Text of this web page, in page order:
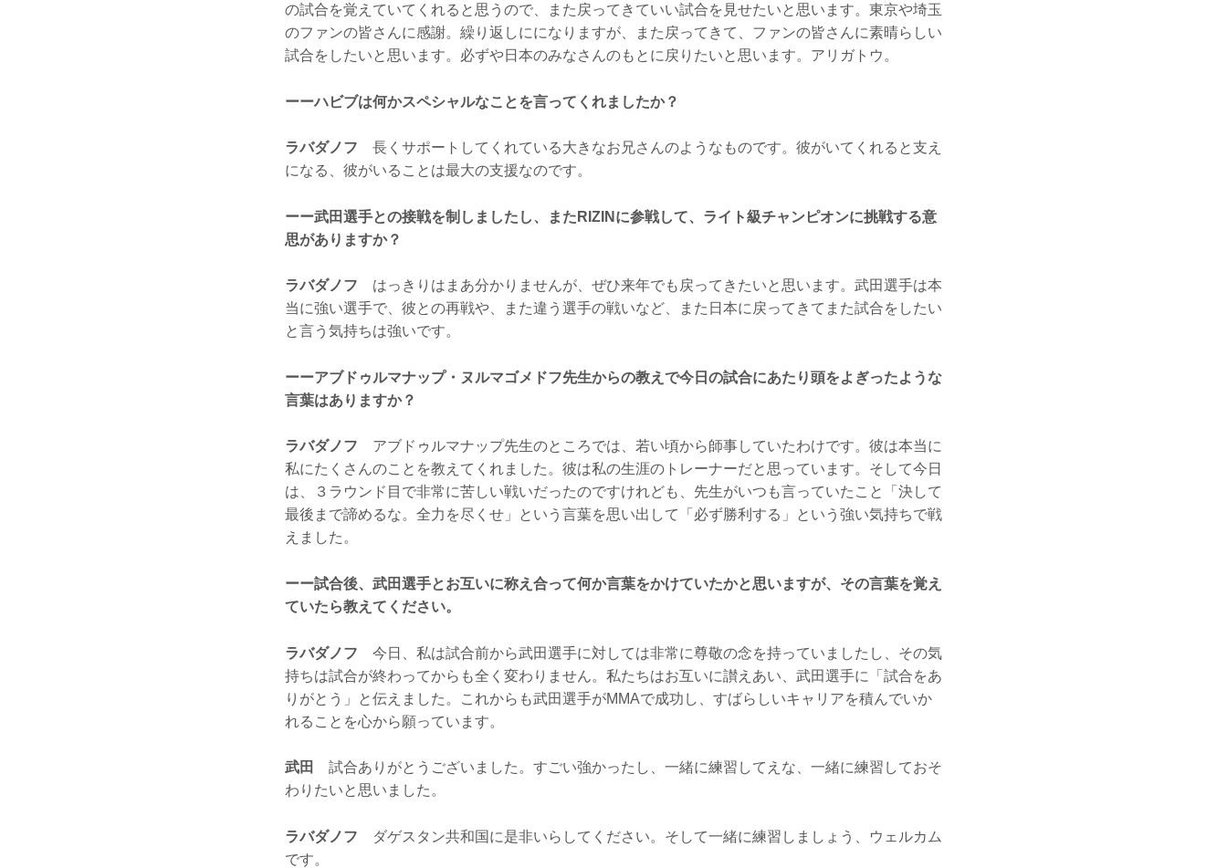
の試合を覚えていてくれると思うので、また戻ってきていい試合を見せたいと思います。東京や埼玉
のファンの皆さんに感謝。繰り返しにになりますが、また戻ってきて、ファンの皆さんに素晴らしい
試合をしたいと思います。必ずや日本のみなさんのもとに戻りたいと思います。アリガトウ。
ーーハビブは何かスペシャルなことを言ってくれましたか？
ラバダノフ 長くサポートしてくれている大きなお兄さんのようなものです。彼がいてくれると支え
になる、彼がいることは最大の支援なのです。
ーー武田選手との接戦を制しましたし、またRIZINに参戦して、ライト級チャンピオンに挑戦する意
思がありますか？
ラバダノフ はっきりはまあ分かりませんが、ぜひ来年でも戻ってきたいと思います。武田選手は本
当に強い選手で、彼との再戦や、また違う選手の戦いなど、また日本に戻ってきてまた試合をしたい
と言う気持ちは強いです。
ーーアブドゥルマナップ・ヌルマゴメドフ先生からの教えで今日の試合にあたり頭をよぎったような
言葉はありますか？
ラバダノフ アブドゥルマナップ先生のところでは、若い頃から師事していたわけです。彼は本当に
私にたくさんのことを教えてくれました。彼は私の生涯のトレーナーだと思っています。そして今日
は、３ラウンド目で非常に苦しい戦いだったのですけれども、先生がいつも言っていたこと「決して
最後まで諦めるな。全力を尽くせ」という言葉を思い出して「必ず勝利する」という強い気持ちで戦
えました。
ーー試合後、武田選手とお互いに称え合って何か言葉をかけていたかと思いますが、その言葉を覚え
ていたら教えてください。
ラバダノフ 今日、私は試合前から武田選手に対しては非常に尊敬の念を持っていましたし、その気
持ちは試合が終わってからも全く変わりません。私たちはお互いに讃えあい、武田選手に「試合をあ
りがとう」と伝えました。これからも武田選手がMMAで成功し、すばらしいキャリアを積んでいか
れることを心から願っています。
武田
試合ありがとうございました。すごい強かったし、一緒に練習してえな、一緒に練習しておそ
わりたいと思いました。
ラバダノフ ダゲスタン共和国に是非いらしてください。そして一緒に練習しましょう、ウェルカム
です。